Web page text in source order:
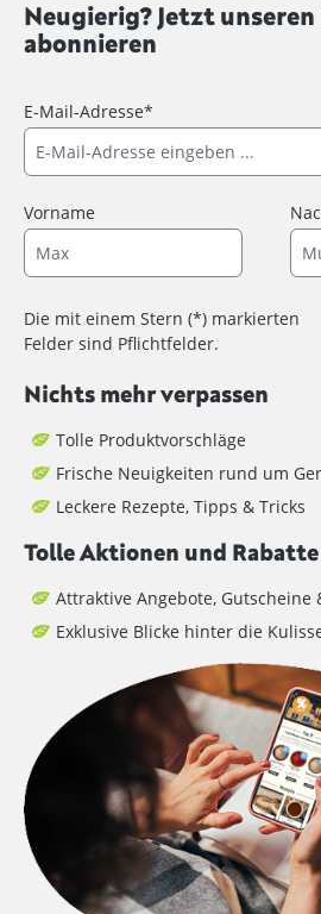
Neugierig? Jetzt
abonnieren
E-Mail-Adresse*
Vorname
Die mit einem Stern (*) markierten
Felder sind Pflichtfelder.
Nichts mehr verpassen
Tolle Produktvorschläge
Frische Neuigkeiten rund um
Leckere Rezepte, Tipps & Tricks
Tolle Aktionen und
Attraktive Angebote, Gutscheine
Exklusive Blicke hinter die